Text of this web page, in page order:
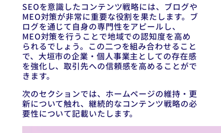
SEOを意識したコンテンツ戦略には、ブログや
MEO対策が非常に重要な役割を果たします。ブ
ログを通じて自身の専門性をアピールし、
MEO対策を行うことで地域での認知度を高め
られるでしょう。この二つを組み合わせること
で、大垣市の企業・個人事業主としての存在感
を強化し、取引先への信頼感を高めることがで
きます。
次のセクションでは、ホームページの維持・更
新について触れ、継続的なコンテンツ戦略の必
要性について記載いたします。